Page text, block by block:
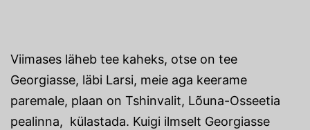
Viimases läheb tee kaheks, otse on tee
Georgiasse, läbi Larsi, meie aga keerame
paremale, plaan on Tshinvalit, Lõuna-Osseetia
pealinna, külastada. Kuigi ilmselt Georgiasse